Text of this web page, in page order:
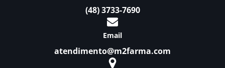
(48) 3733-7690
Email
atendimento@m2farma.com